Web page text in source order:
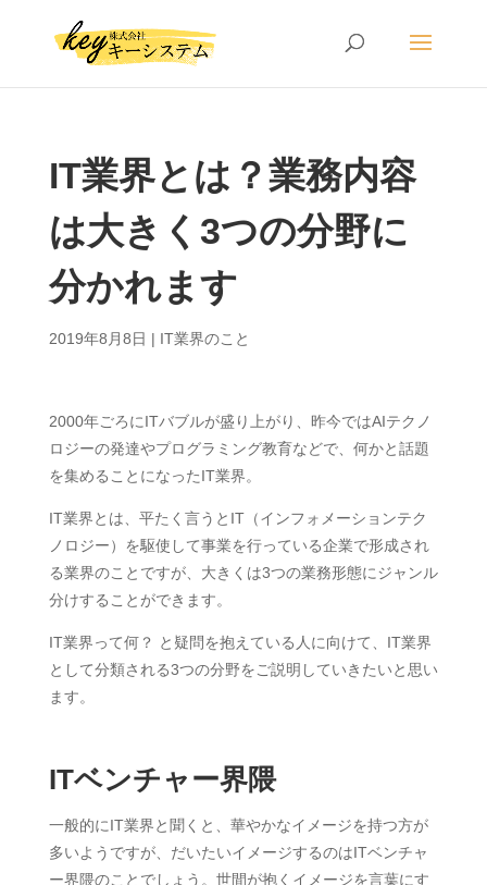
IT業界とは？業務内容
は大きく3つの分野に
分かれます
2019年8月8日 | IT業界のこと
2000年ごろにITバブルが盛り上がり、昨今ではAIテクノ
ロジーの発達やプログラミング教育などで、何かと話題
を集めることになったIT業界。
IT業界とは、平たく言うとIT（インフォメーションテク
ノロジー）を駆使して事業を行っている企業で形成され
る業界のことですが、大きくは3つの業務形態にジャンル
分けすることができます。
IT業界って何？ と疑問を抱えている人に向けて、IT業界
として分類される3つの分野をご説明していきたいと思い
ます。
ITベンチャー界隈
一般的にIT業界と聞くと、華やかなイメージを持つ方が
多いようですが、だいたいイメージするのはITベンチャ
ー界隈のことでしょう。世間が抱くイメージを言葉にす